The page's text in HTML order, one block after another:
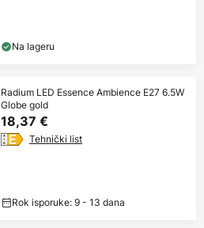
Na lageru
Radium LED Essence Ambience E27 6.5W
Globe gold
18,37 €
Tehnički list
Rok isporuke: 9 - 13 dana